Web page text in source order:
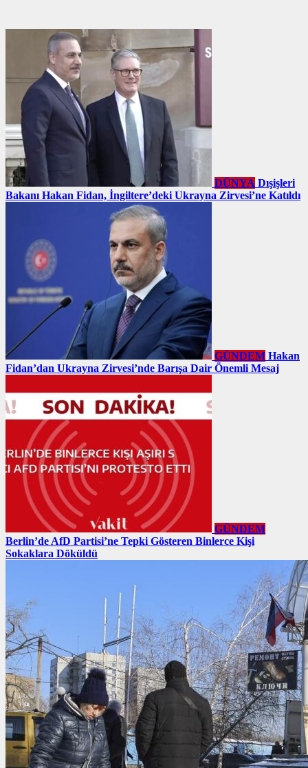
DÜNYA Dışişleri
Bakanı Hakan Fidan, İngiltere’deki Ukrayna Zirvesi’ne Katıldı
GÜNDEM Hakan
Fidan’dan Ukrayna Zirvesi’nde Barışa Dair Önemli Mesaj
GÜNDEM
Berlin’de AfD Partisi’ne Tepki Gösteren Binlerce Kişi
Sokaklara Döküldü